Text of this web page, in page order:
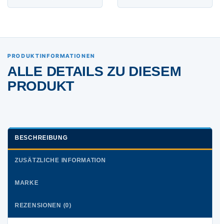
PRODUKTINFORMATIONEN
ALLE DETAILS ZU DIESEM
PRODUKT
BESCHREIBUNG
ZUSÄTZLICHE INFORMATION
MARKE
REZENSIONEN (0)